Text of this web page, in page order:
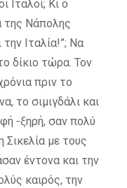
Ιταλοί; Κι ο
της Νάπολης
Ιταλία!”; Να
δίκιο τώρα. Τον
πριν το
το σιμιγδάλι και
-ξηρή, σαν πολύ
με τους
έντονα και την
καιρός, την